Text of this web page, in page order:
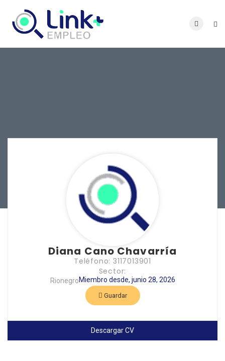
Diana Cano Chavarría
Teléfono: 3117013901
Sector:
RionegroMiembro desde, junio 28, 2026
Guardar
Descargar CV